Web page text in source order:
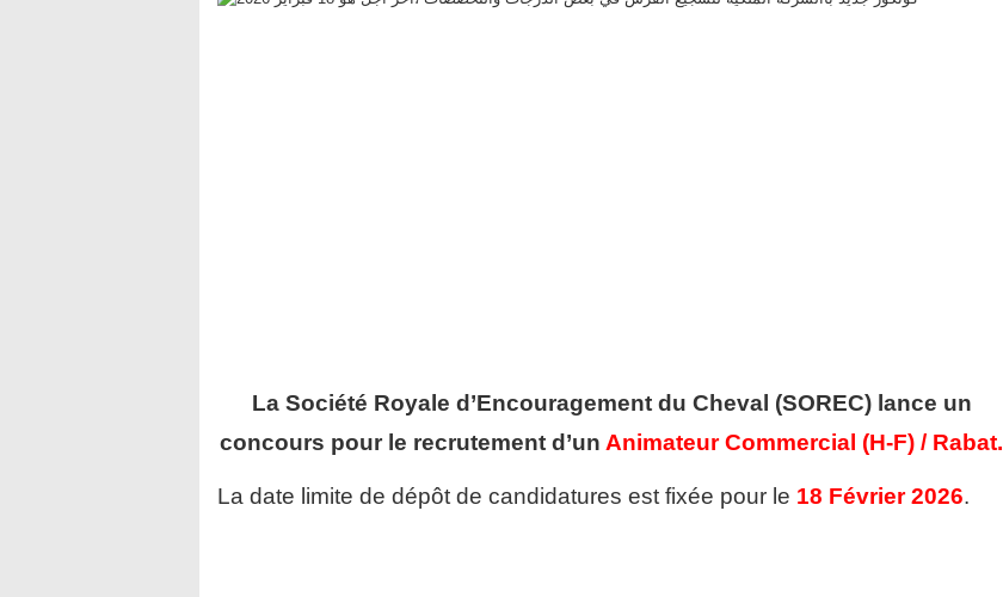
La Société Royale d’Encouragement du Cheval (SOREC) lance un
concours pour le recrutement d’un Animateur Commercial (H-F) / Rabat.
La date limite de dépôt de candidatures est fixée pour le 18 Février 2026.